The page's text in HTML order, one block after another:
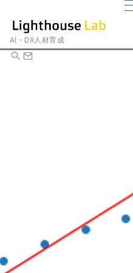
AI・DX人材育成